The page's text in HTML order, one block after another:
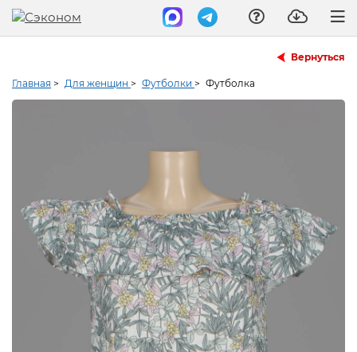
Вернуться
Главная > Для женщин > Футболки > Футболка